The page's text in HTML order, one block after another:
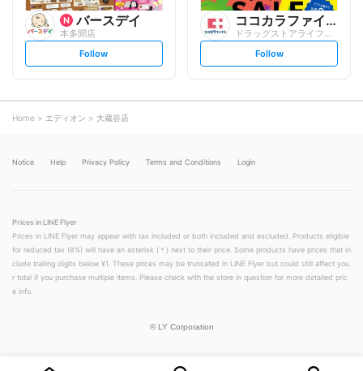
バースデイ
本多聞店
s
t
o
w
Follow
ココカラファイン
ドラッグストアライフォート 人丸店
s
t
Follow
Home エディオン 大蔵谷店
Notice Help Privacy Policy Terms and Conditions Login
Prices in LINE Flyer
Prices in LINE Flyer may appear with tax included or both included and excluded. Products eligible
for reduced tax (8%) will have an asterisk (＊) next to their price. Some products have prices that in
clude trailing digits below ¥1. These prices may be truncated in LINE Flyer but could still affect you
r total if you purchase multiple items. Please check with the store in question for more detailed pric
e info.
© LY Corporation